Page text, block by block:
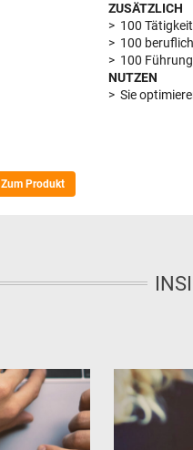
ZUSÄTZLICH
> 100
> 100
> 100
NUTZEN
> Sie
Zum Produkt